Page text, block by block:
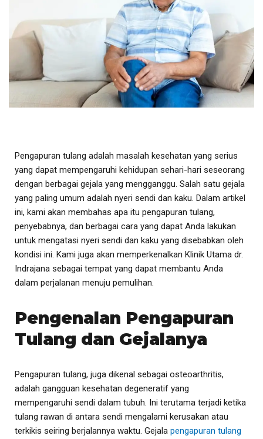
Pengapuran tulang adalah masalah kesehatan yang serius
yang dapat mempengaruhi kehidupan sehari-hari seseorang
dengan berbagai gejala yang mengganggu. Salah satu gejala
yang paling umum adalah nyeri sendi dan kaku. Dalam artikel
ini, kami akan membahas apa itu pengapuran tulang,
penyebabnya, dan berbagai cara yang dapat Anda lakukan
untuk mengatasi nyeri sendi dan kaku yang disebabkan oleh
kondisi ini. Kami juga akan memperkenalkan Klinik Utama dr.
Indrajana sebagai tempat yang dapat membantu Anda
dalam perjalanan menuju pemulihan.
Pengenalan Pengapuran
Tulang dan Gejalanya
Pengapuran tulang, juga dikenal sebagai osteoarthritis,
adalah gangguan kesehatan degeneratif yang
mempengaruhi sendi dalam tubuh. Ini terutama terjadi ketika
tulang rawan di antara sendi mengalami kerusakan atau
terkikis seiring berjalannya waktu. Gejala pengapuran tulang